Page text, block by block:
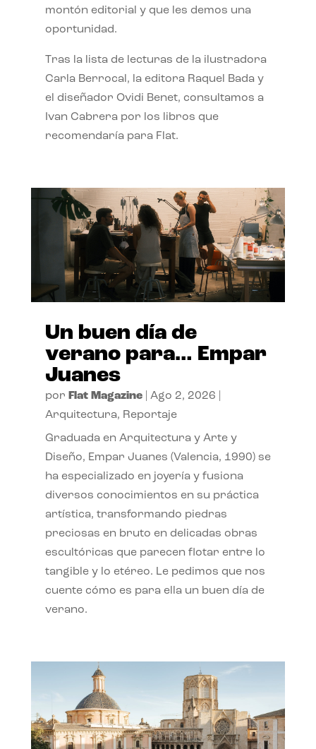
montón editorial y que les demos una
oportunidad.
Tras la lista de lecturas de la ilustradora
Carla Berrocal, la editora Raquel Bada y
el diseñador Ovidi Benet, consultamos a
Ivan Cabrera por los libros que
recomendaría para Flat.
Un buen día de
verano para… Empar
Juanes
por Flat Magazine| Ago 2, 2026
Arquitectura, Reportaje
Graduada en Arquitectura y Arte y
Diseño, Empar Juanes (Valencia, 1990) se
ha especializado en joyería y fusiona
diversos conocimientos en su práctica
artística, transformando piedras
preciosas en bruto en delicadas obras
escultóricas que parecen flotar entre lo
tangible y lo etéreo. Le pedimos que nos
cuente cómo es para ella un buen día de
verano.